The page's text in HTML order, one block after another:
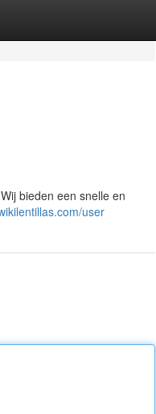
bieden een snelle en
user